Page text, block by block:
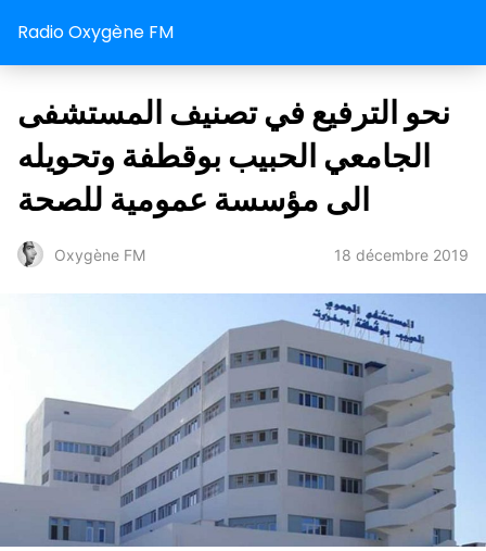
Radio Oxygène FM
نحو الترفيع في تصنيف المستشفى
الجامعي الحبيب بوقطفة وتحويله
الى مؤسسة عمومية للصحة
Oxygène FM 18 décembre 2019